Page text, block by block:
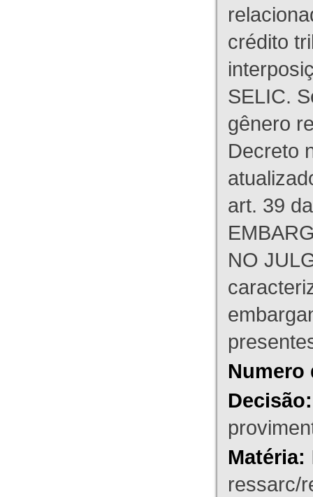
crédito
SELIC.
gênero
Decreto
art. 39
NO
Numero
Decisão:
Matéria:
ressarc/